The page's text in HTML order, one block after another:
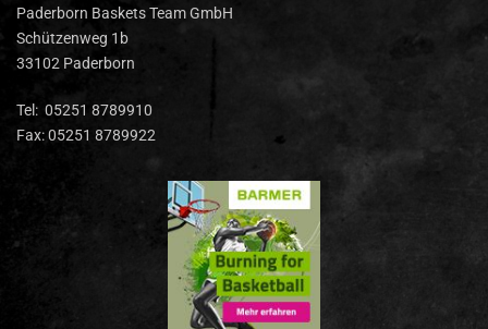
Paderborn Baskets Team GmbH
Schützenweg 1b
33102 Paderborn
Tel: 05251 8789910
Fax: 05251 8789922